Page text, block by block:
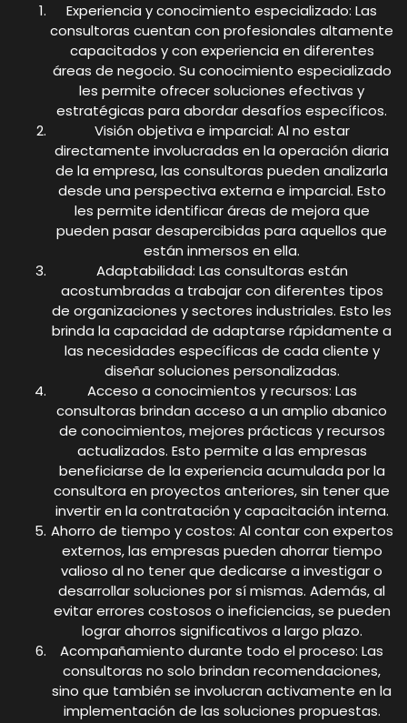
Experiencia y conocimiento especializado: Las
consultoras cuentan con profesionales altamente
capacitados y con experiencia en diferentes
áreas de negocio. Su conocimiento especializado
les permite ofrecer soluciones efectivas y
estratégicas para abordar desafíos específicos.
Visión objetiva e imparcial: Al no estar
directamente involucradas en la operación diaria
de la empresa, las consultoras pueden analizarla
desde una perspectiva externa e imparcial. Esto
les permite identificar áreas de mejora que
pueden pasar desapercibidas para aquellos que
están inmersos en ella.
Adaptabilidad: Las consultoras están
acostumbradas a trabajar con diferentes tipos
de organizaciones y sectores industriales. Esto les
brinda la capacidad de adaptarse rápidamente a
las necesidades específicas de cada cliente y
diseñar soluciones personalizadas.
Acceso a conocimientos y recursos: Las
consultoras brindan acceso a un amplio abanico
de conocimientos, mejores prácticas y recursos
actualizados. Esto permite a las empresas
beneficiarse de la experiencia acumulada por la
consultora en proyectos anteriores, sin tener que
invertir en la contratación y capacitación interna.
Ahorro de tiempo y costos: Al contar con expertos
externos, las empresas pueden ahorrar tiempo
valioso al no tener que dedicarse a investigar o
desarrollar soluciones por sí mismas. Además, al
evitar errores costosos o ineficiencias, se pueden
lograr ahorros significativos a largo plazo.
Acompañamiento durante todo el proceso: Las
consultoras no solo brindan recomendaciones,
sino que también se involucran activamente en la
implementación de las soluciones propuestas.